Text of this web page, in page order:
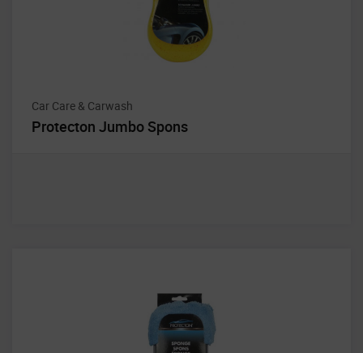
Car Care & Carwash
Protecton Jumbo Spons